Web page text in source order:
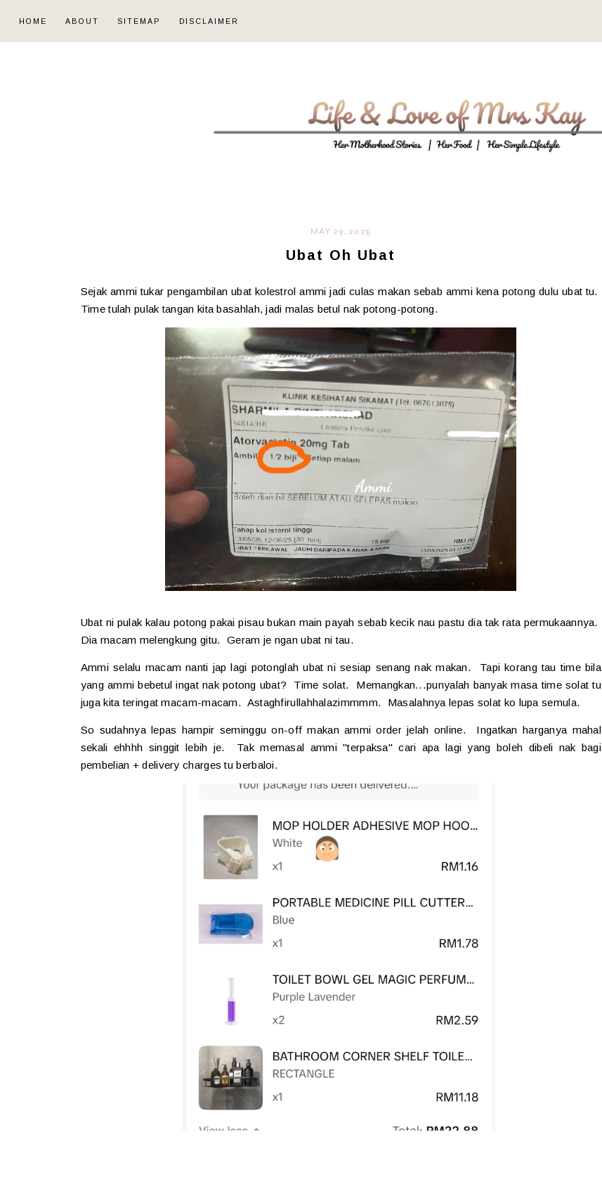
HOME ABOUT SITEMAP DISCLAIMER
MAY 29, 2025
Ubat Oh Ubat
Sejak ammi tukar pengambilan ubat kolestrol ammi jadi culas makan sebab ammi kena potong dulu ubat tu.
Time tulah pulak tangan kita basahlah, jadi malas betul nak potong-potong.
Ubat ni pulak kalau potong pakai pisau bukan main payah sebab kecik nau pastu dia tak rata permukaannya.
Dia macam melengkung gitu. Geram je ngan ubat ni tau.
Ammi selalu macam nanti jap lagi potonglah ubat ni sesiap senang nak makan. Tapi korang tau time bila
yang ammi bebetul ingat nak potong ubat? Time solat. Memangkan...punyalah banyak masa time solat tu
juga kita teringat macam-macam. Astaghfirullahhalazimmmm. Masalahnya lepas solat ko lupa semula.
So sudahnya lepas hampir seminggu on-off makan ammi order jelah online. Ingatkan harganya mahal
sekali ehhhh singgit lebih je. Tak memasal ammi "terpaksa" cari apa lagi yang boleh dibeli nak bagi
pembelian + delivery charges tu berbaloi.